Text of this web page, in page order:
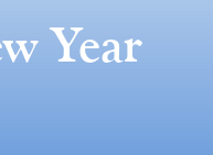
Year